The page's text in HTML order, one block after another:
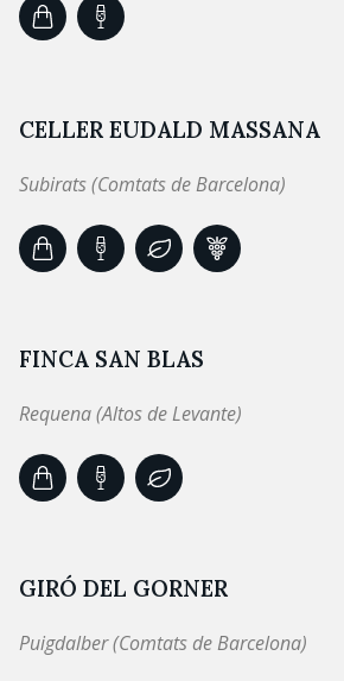
CELLER EUDALD MASSANA
Subirats (Comtats de Barcelona)
FINCA SAN BLAS
Requena (Altos de Levante)
GIRÓ DEL GORNER
Puigdalber (Comtats de Barcelona)